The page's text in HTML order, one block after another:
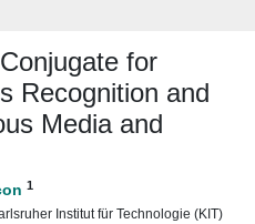
for
Recognition and
Media and
1
Institut für Technologie (KIT)